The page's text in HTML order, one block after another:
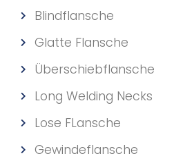
Blindflansche
Glatte Flansche
Überschiebflansche
Long Welding Necks
Lose FLansche
Gewindeflansche